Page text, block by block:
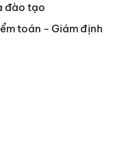
đào tạo
toán - Giám định